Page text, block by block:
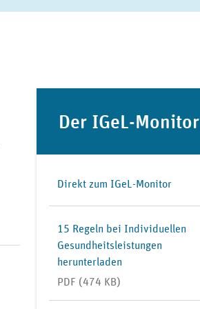
Der IGeL-Monitor
Direkt zum IGeL-Monitor
15 Regeln bei Individuellen
Gesundheitsleistungen
herunterladen
PDF (474 KB)